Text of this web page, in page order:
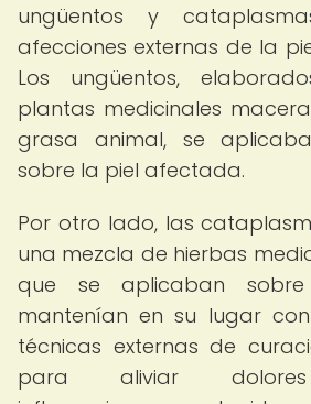
ungüentos y
afecciones externas de la
Los ungüentos,
plantas medicinales
grasa animal, se
sobre la piel afectada.
Por otro lado, las
una mezcla de hierbas
que se aplicaban
mantenían en su lugar con
técnicas externas de
para aliviar dolores